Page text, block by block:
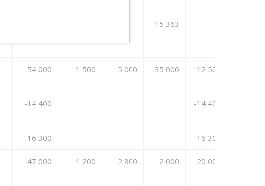
-15 363
54 000 1 500 5 000 35 000 12 500
-14 400 -14 400
-16 300 -16 300
47 000 1 200 2 800 2 000 20 000